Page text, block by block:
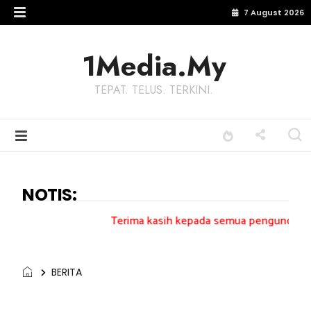
7 August 2026
1Media.My
TEPAT. TELUS. TERKINI.
NOTIS:
Terima kasih kepada semua pengundi.......
BERITA